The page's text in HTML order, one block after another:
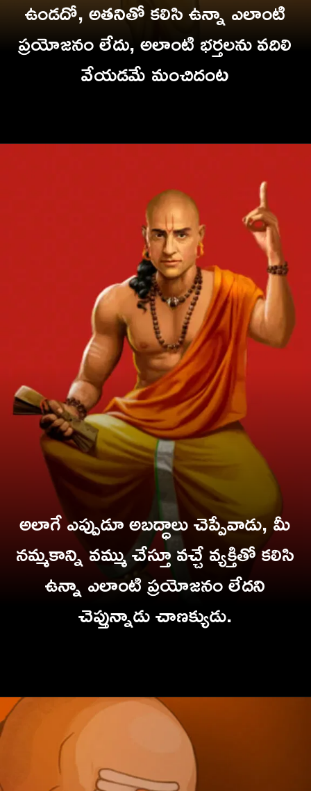
ఉండదో, అతనితో కలిసి ఉన్నా ఎలాంటి
ప్రయోజనం లేదు, అలాంటి భర్తలను వదిలి
వేయడమే మంచిదంట
అలాగే ఎప్పుడూ అబద్ధాలు చెప్పేవాడు, మీ
నమ్మకాన్ని వమ్ము చేస్తూ వచ్చే వ్యక్తితో కలిసి
ఉన్నా ఎలాంటి ప్రయోజనం లేదని
చెప్తున్నాడు చాణక్యుడు.